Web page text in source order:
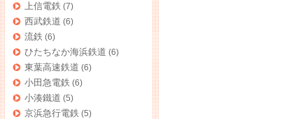
上信電鉄 (7)
西武鉄道 (6)
流鉄 (6)
ひたちなか海浜鉄道 (6)
東葉高速鉄道 (6)
小田急電鉄 (6)
小湊鐵道 (5)
京浜急行電鉄 (5)